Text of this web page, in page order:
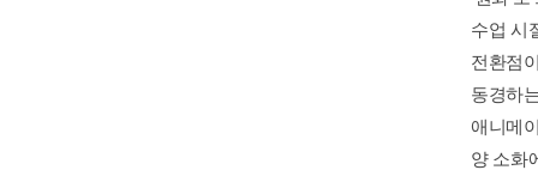
수업 시
전환점
동경하
애니메
양 소화